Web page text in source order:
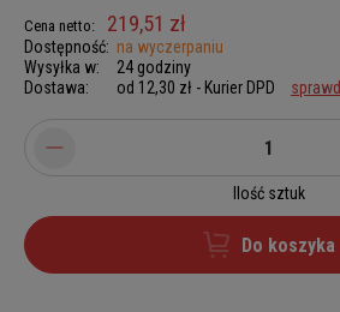
Cena netto: 219,51 zł
Dostępność: na wyczerpaniu
Wysyłka w:
24 godziny
Dostawa:
od 12,30 zł - Kurier DPD
Ilość sztuk
Do koszyka